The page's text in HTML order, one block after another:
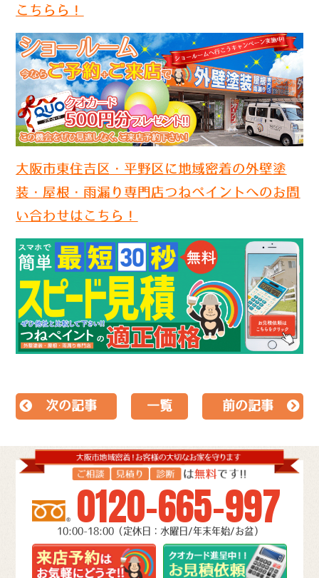
こちらら！
大阪市東住吉区・平野区に地域密着の外壁塗
装・屋根・雨漏り専門店つねペイントへのお問
い合わせはこちら！
次の記事 一覧 前の記事
0120-665-997
10:00-18:00（定休日：水曜日/年末年始/お盆）